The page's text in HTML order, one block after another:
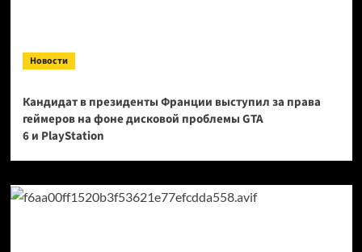
Новости
Кандидат в президенты Франции выступил за права
геймеров на фоне дисковой проблемы GTA
6 и PlayStation